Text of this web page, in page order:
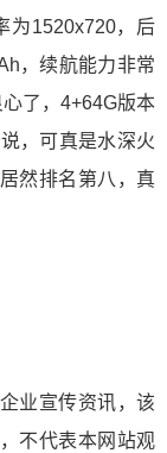
为1520x720，后
，续航能力非常
了，4+64G版本
，可真是水深火
然排名第八，真
业宣传资讯，该
不代表本网站观